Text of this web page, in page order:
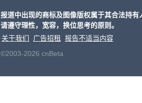
报道中出现的商标及图像版权属于其合法持
请遵守理性，宽容，换位思考的原则。
关于我们
广告招租
报告不适当内容
©2003-2026 cnBeta